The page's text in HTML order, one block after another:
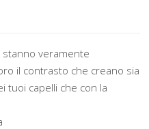
veramente
il contrasto che creano sia
tuoi capelli che con la